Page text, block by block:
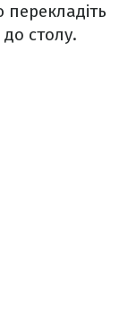
перекладіть
до столу.